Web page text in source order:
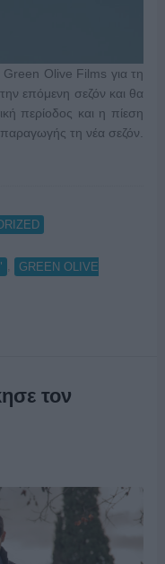
Olive Films για τη
επόμενη σεζόν και θα
περίοδος και η πίεση
τη νέα σεζόν.
GREEN OLIVE
τον